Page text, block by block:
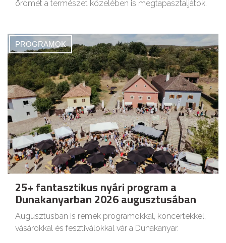
örömét a természet közelében is megtapasztaljátok.
PROGRAMOK
25+ fantasztikus nyári program a
Dunakanyarban 2026 augusztusában
Augusztusban is remek programokkal, koncertekkel,
vásárokkal és fesztiválokkal vár a Dunakanyar.